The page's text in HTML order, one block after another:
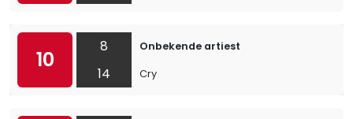
10
8
14
Onbekende artiest
Cry